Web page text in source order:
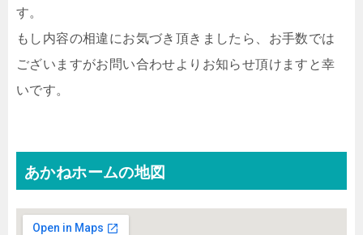
す。
もし内容の相違にお気づき頂きましたら、お手数では
ございますがお問い合わせよりお知らせ頂けますと幸
いです。
あかねホームの地図